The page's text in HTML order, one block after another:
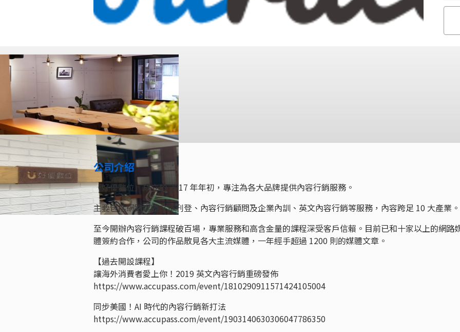
公司介紹
「好優數位」成立於 2017 年年初，專注為各大品牌提供內容行銷服務。
主要包括網路媒體文章刊登、內容行銷顧問及企業內訓、英文內容行銷等服務，內容跨足 10 大產業。
至今開辦內容行銷課程破百場，專業服務和高含金量的課程深受客戶信賴。目前已和十家以上的網路
體簽約合作，公司的作品散見各大主流媒體，一年經手超過 1200 則的媒體文章。
【過去開設課程】
讓海外消費者愛上你！2019 英文內容行銷重磅發佈
https://www.accupass.com/event/1810290911571424105004
同步美國！AI 時代的內容行銷新打法
https://www.accupass.com/event/1903140630306047786350